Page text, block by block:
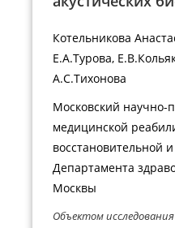
Котельникова
Е.А.Турова,
А.С.Тихонова
Московский научно-
медицинской
восстановительной
Департамента
Москвы
Объектом